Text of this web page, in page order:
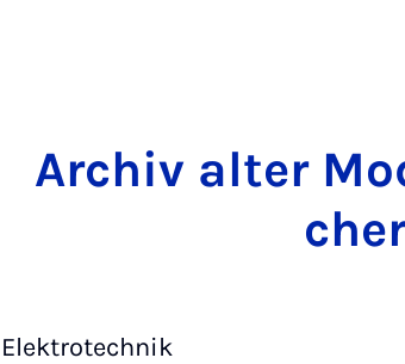
Ar­chiv al­ter
cher
Elektrotechnik